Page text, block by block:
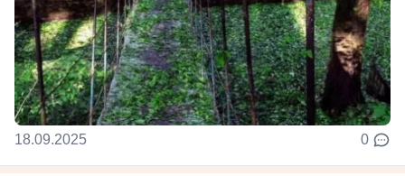
18.09.2025 0